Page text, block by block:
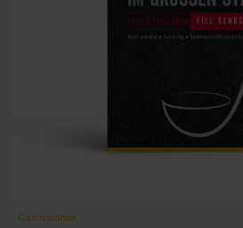
Gastronomie